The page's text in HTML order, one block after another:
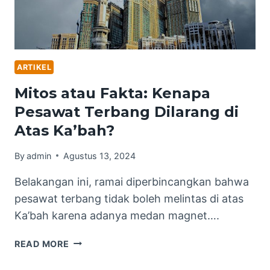
ARTIKEL
Mitos atau Fakta: Kenapa
Pesawat Terbang Dilarang di
Atas Ka’bah?
Byadmin Agustus 13, 2024
Belakangan ini, ramai diperbincangkan bahwa
pesawat terbang tidak boleh melintas di atas
Ka’bah karena adanya medan magnet….
READ MORE MITOS